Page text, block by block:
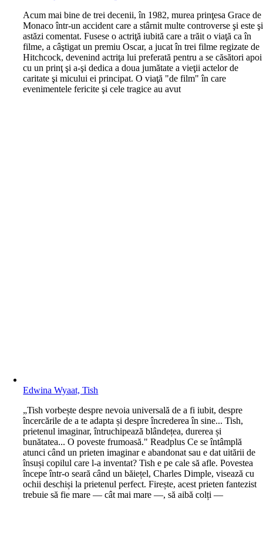
Acum mai bine de trei decenii, în 1982, murea prinţesa Grace de
Monaco într-un accident care a stârnit multe controverse şi este şi
astăzi comentat. Fusese o actriţă iubită care a trăit o viaţă ca în
filme, a câştigat un premiu Oscar, a jucat în trei filme regizate de
Hitchcock, devenind actriţa lui preferată pentru a se căsători apoi
cu un prinţ şi a-şi dedica a doua jumătate a vieţii actelor de
caritate şi micului ei principat. O viaţă "de film" în care
evenimentele fericite şi cele tragice au avut
Edwina Wyaat, Tish
„Tish vorbește despre nevoia universală de a fi iubit, despre
încercările de a te adapta și despre încrederea în sine... Tish,
prietenul imaginar, întruchipează blândețea, durerea și
bunătatea... O poveste frumoasă." Readplus Ce se întâmplă
atunci când un prieten imaginar e abandonat sau e dat uitării de
însuși copilul care l-a inventat? Tish e pe cale să afle. Povestea
începe într-o seară când un băiețel, Charles Dimple, visează cu
ochii deschiși la prietenul perfect. Firește, acest prieten fantezist
trebuie să fie mare — cât mai mare —, să aibă colți —